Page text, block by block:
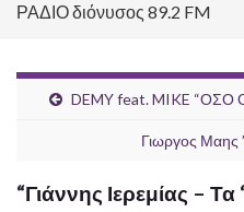
ΡΑΔΙΟ διόνυσος 89.2 FM
DEMY feat. MIKE
Γιωργος Μαης
“Γιάννης Ιερεμίας – Τα